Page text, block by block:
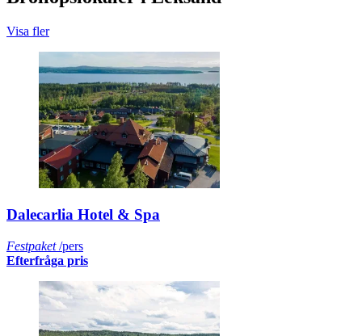
Visa fler
Dalecarlia Hotel & Spa
Festpaket/pers
Efterfråga pris